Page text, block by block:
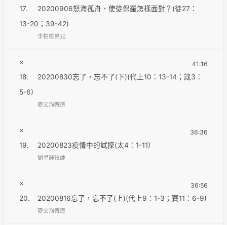
17.
20200906怒海孤舟、使徒保羅怎樣面對？(徒27：
13-20；39-42)
李柏雄弟兄
×
18.
20200830忘了，忘不了(下)(代上10：13-14；箴3：
5-6)
41:16
麥文洵傳道
×
19.
20200823疫情中的試探(太4：1-11)
36:36
劉卓輝牧師
×
20.
20200816忘了，忘不了(上)(代上9：1-3；賽11：6-9)
36:56
麥文洵傳道